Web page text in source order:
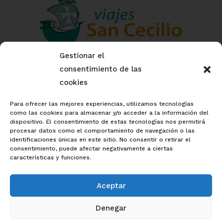
Gestionar el
consentimiento de las
cookies
Para ofrecer las mejores experiencias, utilizamos tecnologías
como las cookies para almacenar y/o acceder a la información del
dispositivo. El consentimiento de estas tecnologías nos permitirá
procesar datos como el comportamiento de navegación o las
identificaciones únicas en este sitio. No consentir o retirar el
consentimiento, puede afectar negativamente a ciertas
características y funciones.
Aceptar
Denegar
nº CIAN: 186149-3
nº reg.: AV/GR/00504
POLÍTICA DE COOKIES